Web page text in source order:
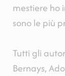
mestiere ho
sono le più
Tutti gli
Bernays,